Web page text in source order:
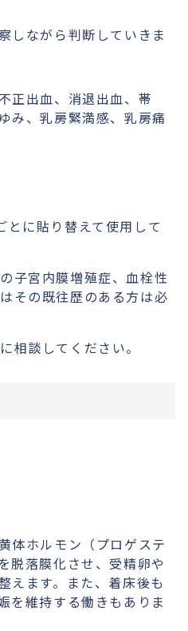
しながら判断していきま
正出血、消退出血、帯
み、乳房緊満感、乳房痛
とに貼り替えて使用して
子宮内膜増殖症、血栓性
その既往歴のある方は必
相談してください。
体ホルモン（プロゲステ
脱落膜化させ、受精卵や
えます。また、着床後も
を維持する働きもありま